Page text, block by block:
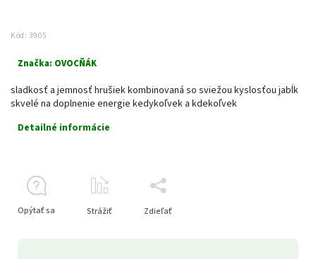
Kód: 3905
Značka: OVOCŇÁK
sladkosť a jemnosť hrušiek kombinovaná so sviežou kyslosťou jabĺk
skvelé na doplnenie energie kedykoľvek a kdekoľvek
Detailné informácie
Opýtať sa Strážiť Zdieľať